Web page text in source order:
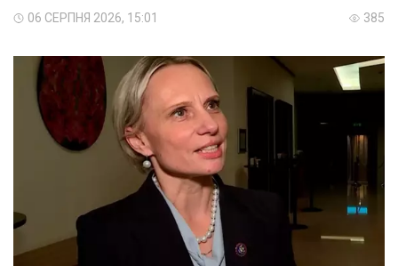
06 СЕРПНЯ 2026, 15:01 385